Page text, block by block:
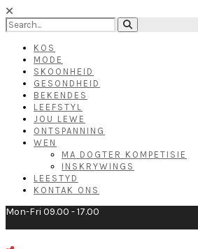
KOS
MODE
SKOONHEID
GESONDHEID
BEKENDES
LEEFSTYL
JOU LEWE
ONTSPANNING
WEN
MA DOGTER KOMPETISIE
INSKRYWINGS
LEESTYD
KONTAK ONS
Mon-Fri 09.00 - 17.00